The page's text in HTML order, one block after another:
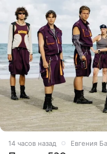
14 часов назад Евгения